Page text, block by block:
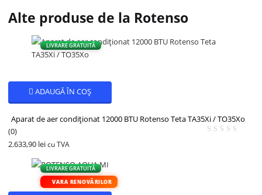
Alte produse de la Rotenso
LIVRARE GRATUITĂ
ADAUGĂ ÎN COȘ
Aparat de aer condiționat 12000 BTU Rotenso Teta TA35Xi / TO35Xo
(0)
2.633,90 lei cu TVA
VARA RENOVĂRILOR
LIVRARE GRATUITĂ